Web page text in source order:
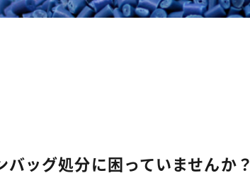
バッグ処分に困っていませんか？